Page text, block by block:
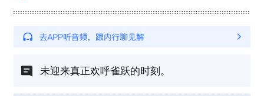
未迎来真正欢呼雀跃的时刻。